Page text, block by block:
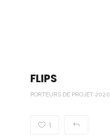
FLIPS
PORTEURS DE PROJET 2020
1